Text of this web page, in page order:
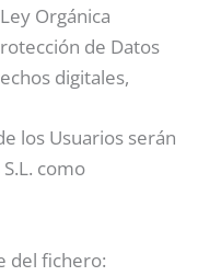
Orgánica
de Datos
digitales,
los Usuarios serán
como
del fichero: